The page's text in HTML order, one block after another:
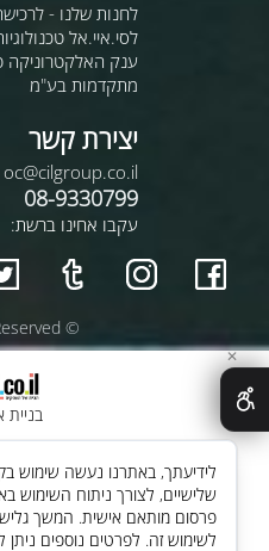
לחנות שלנו -
לסי.איי.אל טכנולוגיות 1997
ענק האלקטרוניקה
מתקדמות בע"מ
יצירת קשר
oc@cilgroup.co.il
08-9330799
עקבו אחינו ברשת:
© All Rights Reserved
בניית
✕
שלישיים, לצורך ניתוח השימוש
פרסום מותאם אישית. המשך
לשימוש זה. לפרטים נוספים ניתן